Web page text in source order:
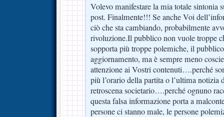
Volevo manifestare la mia totale sintonia
post. Finalmente!!! Se anche Voi
ciò che sta cambiando, probabilmente
rivoluzione.Il pubblico non vuole troppe
sopporta più troppe polemiche, il
aggiornamento, ma è sempre meno
attenzione ai Vostri contenuti….perché
più l’orario della partita o l’ultima notizia
retroscena societario….perché ognuno
questa falsa informazione porta a
persone ci stanno male, le persone